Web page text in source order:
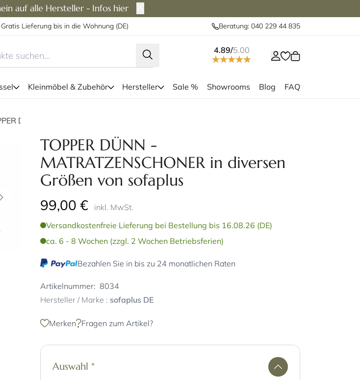
auf alle Hersteller - Infos hier
Lieferung bis in die Wohnung (DE) Beratung: 040 229 44 835
4.89/5.00
Kleinmöbel & Zubehör Hersteller Sale % Showrooms Blog FAQ
TOPPER DÜNN -
MATRATZENSCHONER in diversen
Größen von sofaplus
99,00 €
inkl. MwSt.
Versandkostenfreie Lieferung bei Bestellung bis 16.08.26 (DE)
ca. 6 - 8 Wochen (zzgl. 2 Wochen Betriebsferien)
Bezahlen Sie in bis zu 24 monatlichen Raten
Artikelnummer: 8034
Hersteller / Marke : sofaplus DE
Merken Fragen zum Artikel?
Auswahl *